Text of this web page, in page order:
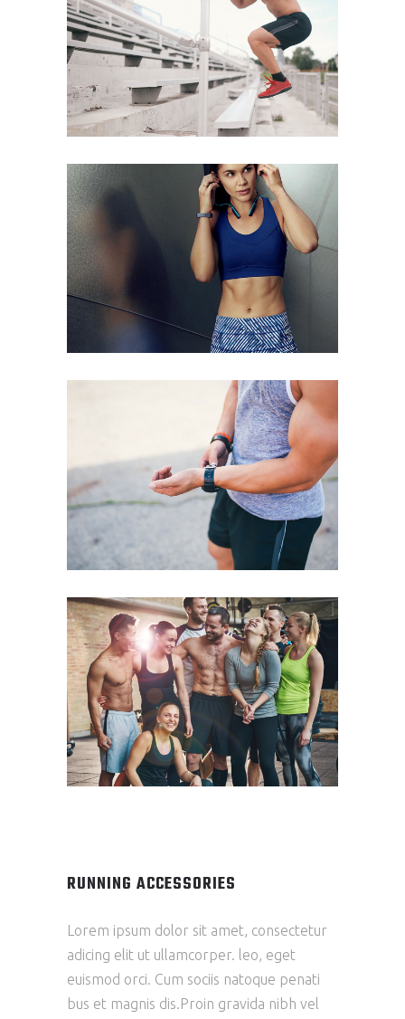
RUNNING ACCESSORIES
Lorem ipsum dolor sit amet, consectetur
adicing elit ut ullamcorper. leo, eget
euismod orci. Cum sociis natoque penati
bus et magnis dis.Proin gravida nibh vel